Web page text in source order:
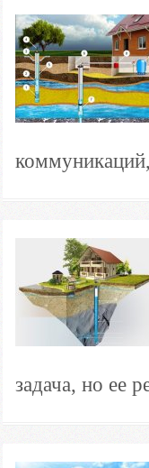
задача, но ее